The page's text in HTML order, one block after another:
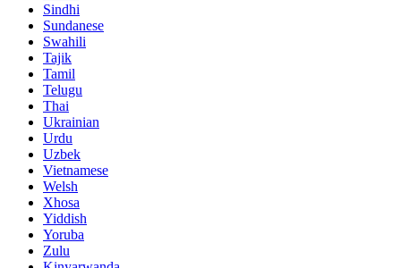
Sindhi
Sundanese
Swahili
Tajik
Tamil
Telugu
Thai
Ukrainian
Urdu
Uzbek
Vietnamese
Welsh
Xhosa
Yiddish
Yoruba
Zulu